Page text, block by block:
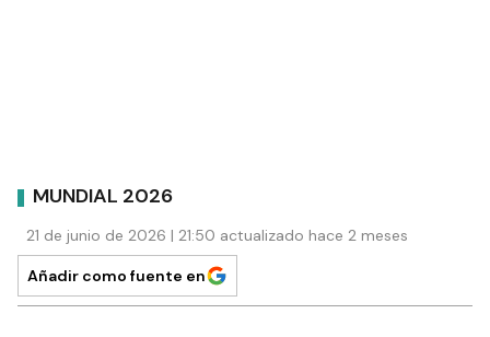
MUNDIAL 2026
21 de junio de 2026 | 21:50 actualizado hace 2 meses
Añadir como fuente en